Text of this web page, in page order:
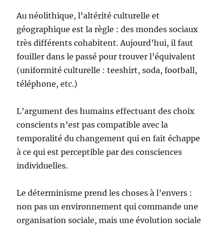
Au néolithique, l’altérité culturelle et
géographique est la règle : des mondes sociaux
très différents cohabitent. Aujourd’hui, il faut
fouiller dans le passé pour trouver l’équivalent
(uniformité culturelle : teeshirt, soda, football,
téléphone, etc.)
L’argument des humains effectuant des choix
conscients n’est pas compatible avec la
temporalité du changement qui en fait échappe
à ce qui est perceptible par des consciences
individuelles.
Le déterminisme prend les choses à l’envers :
non pas un environnement qui commande une
organisation sociale, mais une évolution sociale